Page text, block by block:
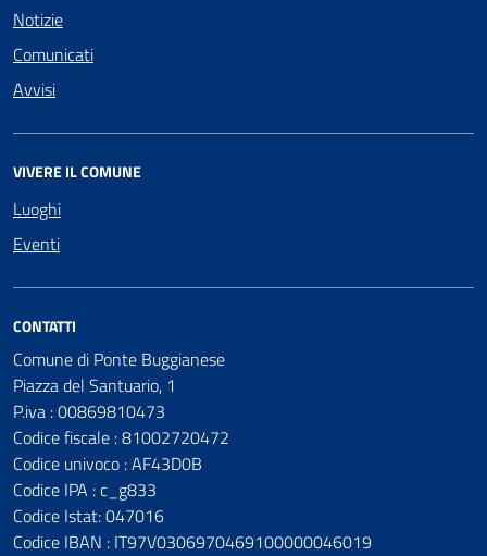
Notizie
Comunicati
Avvisi
VIVERE IL COMUNE
Luoghi
Eventi
CONTATTI
Comune di Ponte Buggianese
Piazza del Santuario, 1
P.iva : 00869810473
Codice fiscale : 81002720472
Codice univoco : AF43D0B
Codice IPA : c_g833
Codice Istat: 047016
Codice IBAN : IT97V0306970469100000046019